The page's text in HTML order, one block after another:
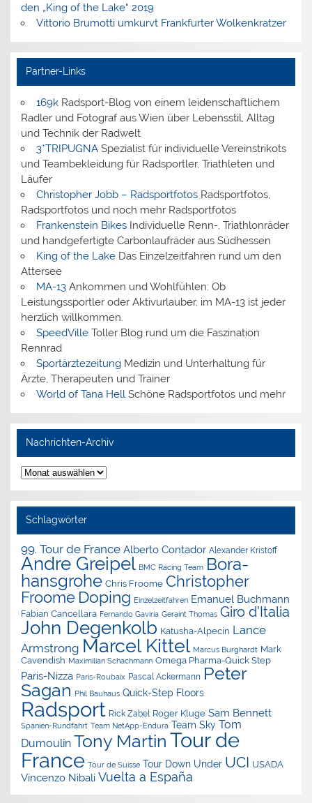
den „King of the Lake“ 2019
Vittorio Brumotti umkurvt Frankfurter Wolkenkratzer
Partner-Links
169kRadsport-Blog von einem leidenschaftlichem
Radler und Fotograf aus Wien über Lebensstil, Alltag
und Technik der Radwelt
3*TRIPUGNASpezialist für individuelle Vereinstrikots
und Teambekleidung für Radsportler, Triathleten und
Läufer
Christopher Jobb – RadsportfotosRadsportfotos,
Radsportfotos und noch mehr Radsportfotos
Frankenstein BikesIndividuelle Renn-, Triathlonräder
und handgefertigte Carbonlaufräder aus Südhessen
King of the LakeDas Einzelzeitfahren rund um den
Attersee
MA-13Ankommen und Wohlfühlen: Ob
Leistungssportler oder Aktivurlauber, im MA-13 ist jeder
herzlich willkommen.
SpeedVilleToller Blog rund um die Faszination
Rennrad
SportärztezeitungMedizin und Unterhaltung für
Ärzte, Therapeuten und Trainer
World of Tana HellSchöne Radsportfotos und mehr
Nachrichten-Archiv
Nachrichten-
Archiv
Schlagwörter
99. Tour de France Alberto Contador Alexander Kristoff
Andre Greipel BMC Racing Team Bora-
hansgrohe Chris Froome Christopher
Froome Doping Einzelzeitfahren Emanuel Buchmann
Fabian Cancellara Fernando Gaviria Geraint Thomas Giro d'Italia
John Degenkolb Katusha-Alpecin Lance
Armstrong Marcel Kittel Marcus Burghardt Mark
Cavendish Maximilian Schachmann Omega Pharma-Quick Step
Paris-Nizza Paris-Roubaix Pascal Ackermann Peter
Sagan Phil Bauhaus Quick-Step Floors
Radsport Rick Zabel Roger Kluge Sam Bennett
Spanien-Rundfahrt Team NetApp-Endura Team Sky Tom
Dumoulin Tony Martin Tour de
France Tour de Suisse Tour Down Under UCI USADA
Vincenzo Nibali Vuelta a España